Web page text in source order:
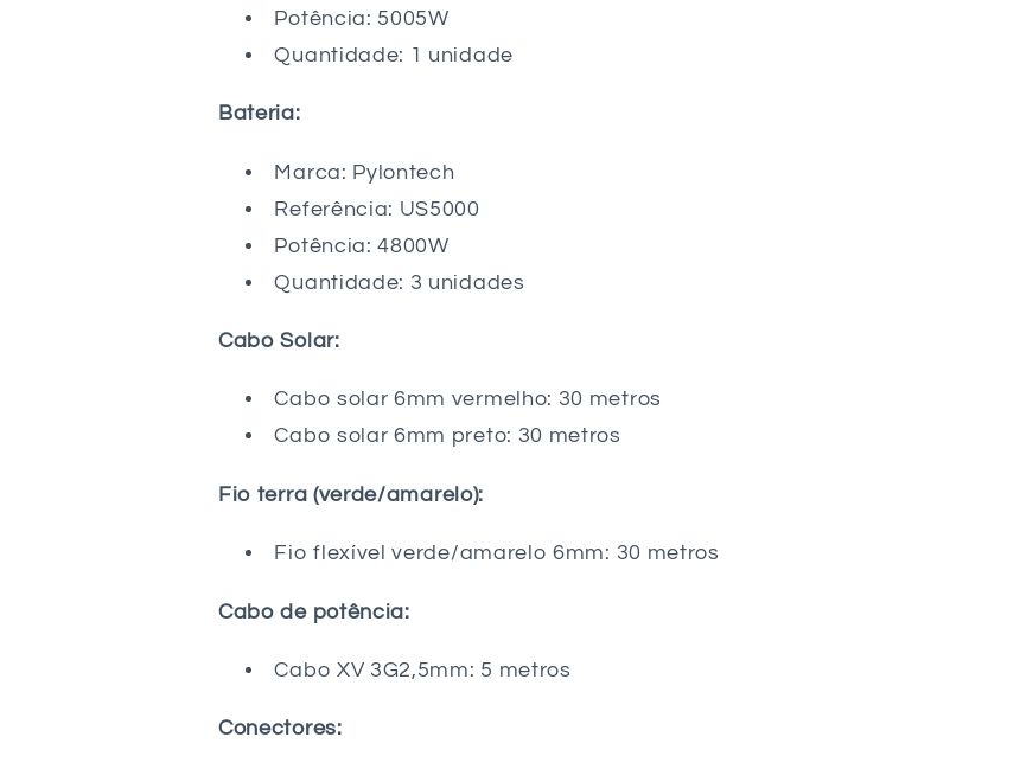
Potência: 5005W
Quantidade: 1 unidade
Bateria:
Marca: Pylontech
Referência: US5000
Potência: 4800W
Quantidade: 3 unidades
Cabo Solar:
Cabo solar 6mm vermelho: 30 metros
Cabo solar 6mm preto: 30 metros
Fio terra (verde/amarelo):
Fio flexível verde/amarelo 6mm: 30 metros
Cabo de potência:
Cabo XV 3G2,5mm: 5 metros
Conectores: